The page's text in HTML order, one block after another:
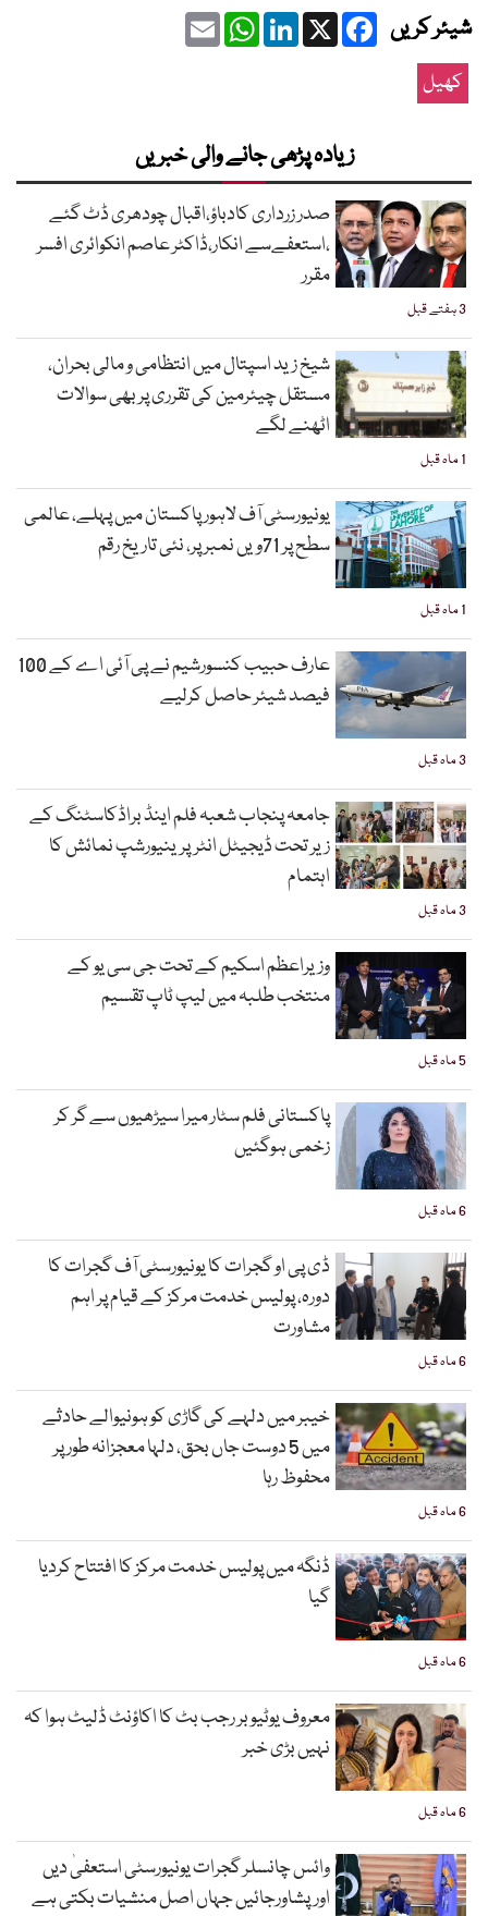
شیئر کریں Facebook
X
LinkedIn
WhatsApp
Email
کھیل
زیادہ پڑھی جانے والی خبریں
3 ہفتے قبل
صدر زرداری کادباؤ،اقبال چودھری ڈٹ گئے
،استعفےسے انکار،ڈاکٹر عاصم انکوائری افسر
مقرر
1 ماہ قبل
شیخ زید اسپتال میں انتظامی و مالی بحران،
مستقل چیئرمین کی تقرری پر بھی سوالات
اٹھنے لگے
1 ماہ قبل
یونیورسٹی آف لاہور پاکستان میں پہلے، عالمی
سطح پر 71ویں نمبر پر، نئی تاریخ رقم
3 ماہ قبل
عارف حبیب کنسورشیم نے پی آئی اے کے 100
فیصد شیئر حاصل کرلیے
3 ماہ قبل
جامعہ پنجاب شعبہ فلم اینڈ براڈکاسٹنگ کے
زیر تحت ڈیجیٹل انٹرپرینیورشپ نمائش کا
اہتمام
5 ماہ قبل
وزیراعظم اسکیم کے تحت جی سی یو کے
منتخب طلبہ میں لیپ ٹاپ تقسیم
6 ماہ قبل
پاکستانی فلم سٹار میرا سیڑھیوں سے گر کر
زخمی ہوگئیں
6 ماہ قبل
ڈی پی او گجرات کا یونیورسٹی آف گجرات کا
دورہ، پولیس خدمت مرکز کے قیام پر اہم
مشاورت
6 ماہ قبل
خیبر میں دلہے کی گاڑی کو ہونیوالے حادثے
میں 5 دوست جاں بحق، دلہا معجزانہ طور پر
محفوظ رہا
6 ماہ قبل
ڈنگہ میں پولیس خدمت مرکز کا افتتاح کردیا
گیا
6 ماہ قبل
معروف یوٹیوبر رجب بٹ کا اکاؤنٹ ڈلیٹ ہوا کہ
نہیں بڑی خبر
وائس چانسلر گجرات یونیورسٹی استعفیٰ دیں
اورپشاورجائیں جہاں اصل منشیات بکتی ہے